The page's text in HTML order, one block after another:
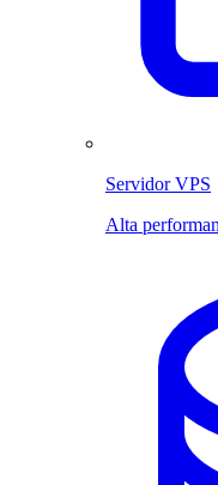
Servidor VPS
Alta